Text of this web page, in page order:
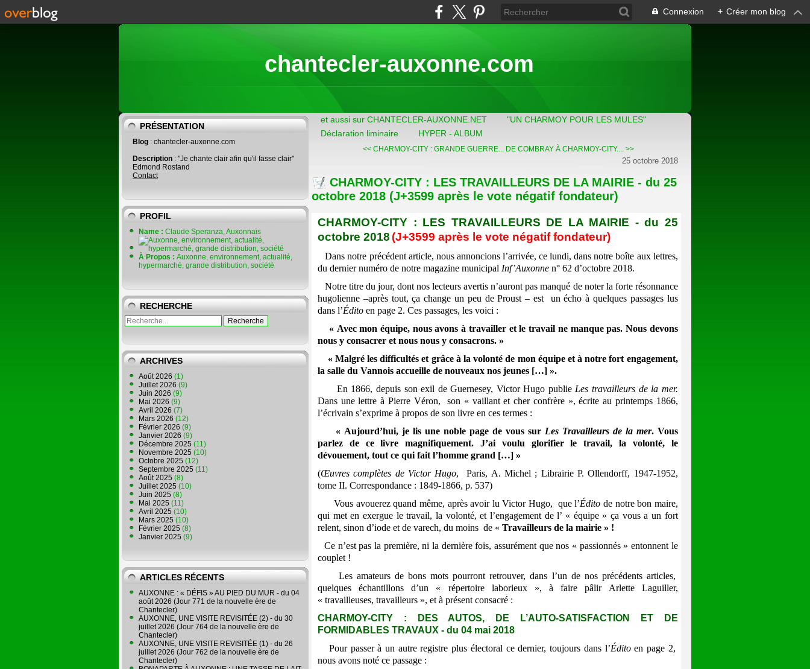
Connexion + Créer mon blog
chantecler-auxonne.com
PRÉSENTATION
Blog : chantecler-auxonne.com
Description : "Je chante clair afin qu'il fasse clair"
Edmond Rostand
Contact
PROFIL
Name : Claude Speranza, Auxonnais
À Propos : Auxonne, environnement, actualité,
hypermarché, grande distribution, société
RECHERCHE
ARCHIVES
Août 2026 (1)
Juillet 2026 (9)
Juin 2026 (9)
Mai 2026 (9)
Avril 2026 (7)
Mars 2026 (12)
Février 2026 (9)
Janvier 2026 (9)
Décembre 2025 (11)
Novembre 2025 (10)
Octobre 2025 (12)
Septembre 2025 (11)
Août 2025 (8)
Juillet 2025 (10)
Juin 2025 (8)
Mai 2025 (11)
Avril 2025 (10)
Mars 2025 (10)
Février 2025 (8)
Janvier 2025 (9)
ARTICLES RÉCENTS
AUXONNE : « DÉFIS » AU PIED DU MUR - du 04
août 2026 (Jour 771 de la nouvelle ère de
Chantecler)
AUXONNE, UNE VISITE REVISITÉE (2) - du 30
juillet 2026 (Jour 764 de la nouvelle ère de
Chantecler)
AUXONNE, UNE VISITE REVISITÉE (1) - du 26
juillet 2026 (Jour 762 de la nouvelle ère de
Chantecler)
et aussi sur CHANTECLER-AUXONNE.NET
"UN CHARMOY POUR LES MULES"
Déclaration liminaire
HYPER - ALBUM
<< CHARMOY-CITY : GRANDE GUERRE... DE COMBRAY À CHARMOY-CITY.... >>
25 octobre 2018
CHARMOY-CITY : LES TRAVAILLEURS DE LA MAIRIE - du 25
octobre 2018 (J+3599 après le vote négatif fondateur)
CHARMOY-CITY : LES TRAVAILLEURS DE LA MAIRIE - du 25
octobre 2018 (J+3599 après le vote négatif fondateur)
Dans notre précédent article, nous annoncions l’arrivée, ce lundi, dans notre boîte aux lettres,
du dernier numéro de notre magazine municipal Inf’Auxonne n° 62 d’octobre 2018.
Notre titre du jour, dont nos lecteurs avertis n’auront pas manqué de noter la forte résonnance
hugolienne –après tout, ça change un peu de Proust – est un écho à quelques passages lus
dans l’Édito en page 2. Ces passages, les voici :
« Avec mon équipe, nous avons à travailler et le travail ne manque pas. Nous devons
nous y consacrer et nous nous y consacrons. »
« Malgré les difficultés et grâce à la volonté de mon équipe et à notre fort engagement,
la salle du Vannois accueille de nouveaux nos jeunes […] ».
En 1866, depuis son exil de Guernesey, Victor Hugo publie Les travailleurs de la mer.
Dans une lettre à Pierre Véron, son « vaillant et cher confrère », écrite au printemps 1866,
l’écrivain s’exprime à propos de son livre en ces termes :
« Aujourd’hui, je lis une noble page de vous sur Les Travailleurs de la mer. Vous
parlez de ce livre magnifiquement. J’ai voulu glorifier le travail, la volonté, le
dévouement, tout ce qui fait l’homme grand […] »
(Œuvres complètes de Victor Hugo, Paris, A. Michel ; Librairie P. Ollendorff, 1947-1952,
tome II. Correspondance : 1849-1866, p. 537)
Vous avouerez quand même, après avoir lu Victor Hugo, que l’Édito de notre bon maire,
qui met en exergue le travail, la volonté, et l’engagement de l’ « équipe » ça vous a un fort
relent, sinon d’iode et de varech, du moins de « Travailleurs de la mairie » !
Ce n’est pas la première, ni la dernière fois, assurément que nos « passionnés » entonnent le
couplet !
Les amateurs de bons mots pourront retrouver, dans l’un de nos précédents articles,
quelques échantillons d’un « répertoire laborieux », à faire pâlir Arlette Laguiller,
« travailleuses, travailleurs », et à présent consacré :
CHARMOY-CITY : DES AUTOS, DE L’AUTO-SATISFACTION ET DE
FORMIDABLES TRAVAUX - du 04 mai 2018
Pour passer à un autre registre plus électoral ce dernier, toujours dans l’Éditoen page 2,
nous avons noté ce passage :